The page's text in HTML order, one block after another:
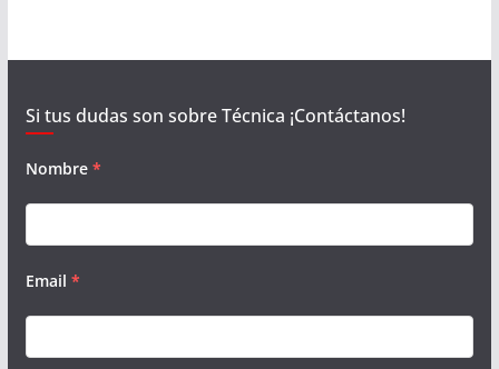
Si tus dudas son sobre Técnica ¡Contáctanos!
Nombre *
Email *